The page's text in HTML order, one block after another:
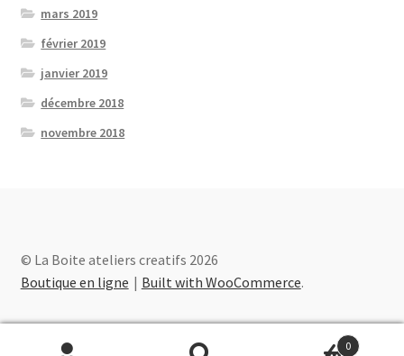
mars 2019
février 2019
janvier 2019
décembre 2018
novembre 2018
© La Boite ateliers creatifs 2026
Boutique en ligne
Built with WooCommerce.
0